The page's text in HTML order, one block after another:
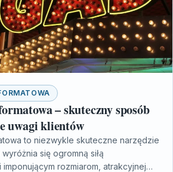
– skuteczny sposób
uwagi klientów
to niezwykle skuteczne narzędzie
się ogromną siłą
rozmiarom, atrakcyjnej